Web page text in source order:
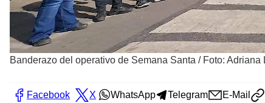
Banderazo del operativo de Semana Santa / Foto: Adriana
Facebook X WhatsApp Telegram E-Mail